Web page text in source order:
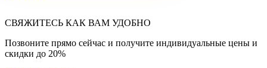
СВЯЖИТЕСЬ КАК ВАМ УДОБНО
Позвоните прямо сейчас и получите индивидуальные цены и
скидки до 20%